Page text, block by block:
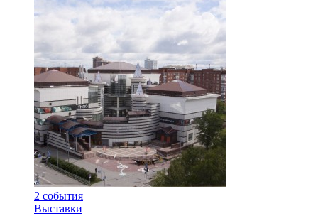
2 события
Выставки